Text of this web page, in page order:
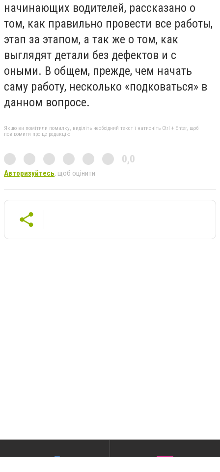
начинающих водителей, рассказано о
том, как правильно провести все работы,
этап за этапом, а так же о том, как
выглядят детали без дефектов и с
оными. В общем, прежде, чем начать
саму работу, несколько «подковаться» в
данном вопросе.
Якщо ви помітили помилку, виділіть необхідний текст і натисніть Ctrl + Enter, щоб
повідомити про це редакцію
0,0
Авторизуйтесь, щоб оцінити